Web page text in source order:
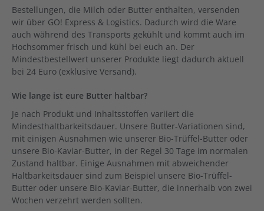
Bestellungen, die Milch oder Butter enthalten, versenden
wir über GO! Express & Logistics. Dadurch wird die Ware
auch während des Transports gekühlt und kommt auch im
Hochsommer frisch und kühl bei euch an. Der
Mindestbestellwert unserer Produkte liegt dadurch aktuell
bei 24 Euro (exklusive Versand).
Wie lange ist eure Butter haltbar?
Je nach Produkt und Inhaltsstoffen variiert die
Mindesthaltbarkeitsdauer. Unsere Butter-Variationen sind,
mit einigen Ausnahmen wie unserer Bio-Trüffel-Butter oder
unsere Bio-Kaviar-Butter, in der Regel 30 Tage im normalen
Zustand haltbar. Einige Ausnahmen mit abweichender
Haltbarkeitsdauer sind zum Beispiel unsere Bio-Trüffel-
Butter oder unsere Bio-Kaviar-Butter, die innerhalb von zwei
Wochen verzehrt werden sollten.